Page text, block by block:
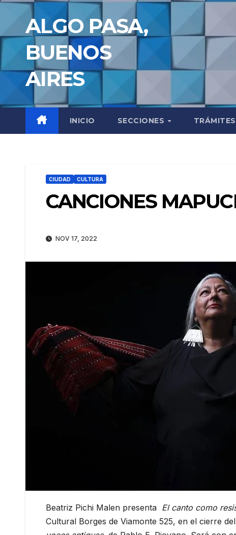
Saltar
contenidoALGO PASA,
BUENOS
AIRES
INICIO SECCIONES TRÁMITES
CIUDAD CULTURA
CANCIONES
NOV 17, 2022
Beatriz Pichi Malen presenta El canto como
Cultural Borges de Viamonte 525, en el cierre